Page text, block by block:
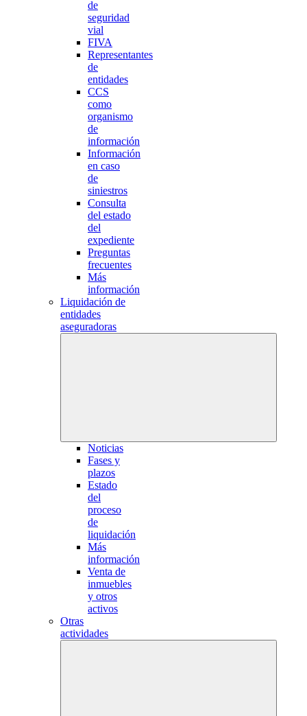
de
seguridad
vial
FIVA
Representantes
de
entidades
CCS
como
organismo
de
información
Información
en caso
de
siniestros
Consulta
del estado
del
expediente
Preguntas
frecuentes
Más
información
Liquidación de
entidades
aseguradoras
Noticias
Fases y
plazos
Estado
del
proceso
de
liquidación
Más
información
Venta de
inmuebles
y otros
activos
Otras
actividades